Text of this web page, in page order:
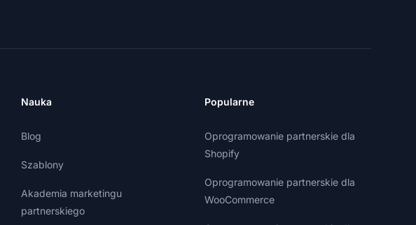
Nauka
Blog
Szablony
Akademia marketingu
partnerskiego
Popularne
Oprogramowanie partnerskie dla
Shopify
Oprogramowanie partnerskie dla
WooCommerce